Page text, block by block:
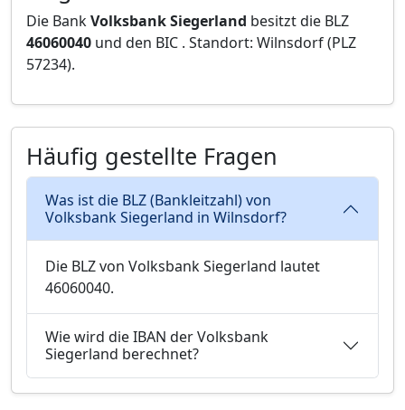
Die BankVolksbank Siegerland besitzt die BLZ
46060040 und den BIC . Standort: Wilnsdorf (PLZ
57234).
Häufig gestellte Fragen
Was ist die BLZ (Bankleitzahl) von
Volksbank Siegerland in Wilnsdorf?
Die BLZ von Volksbank Siegerland lautet
46060040.
Wie wird die IBAN der Volksbank
Siegerland berechnet?